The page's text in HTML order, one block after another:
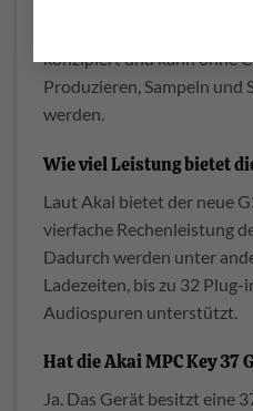
konzipiert und kann ohne
Produzieren, Sampeln und
werden.
Wie viel Leistung bietet
Laut Akai bietet der neue
vierfache Rechenleistung
Dadurch werden unter
Ladezeiten, bis zu 32
Audiospuren unterstützt.
Hat die Akai MPC Key 37
Ja. Das Gerät besitzt eine